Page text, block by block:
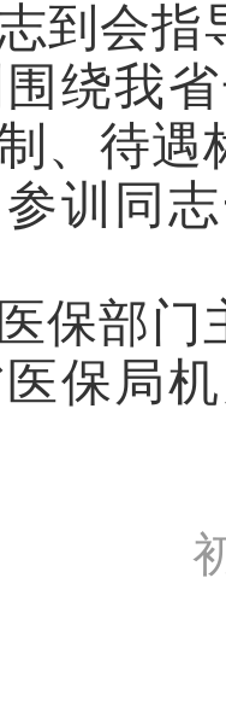
到会指
绕我省
、待遇
参训 同志
保部门
保局